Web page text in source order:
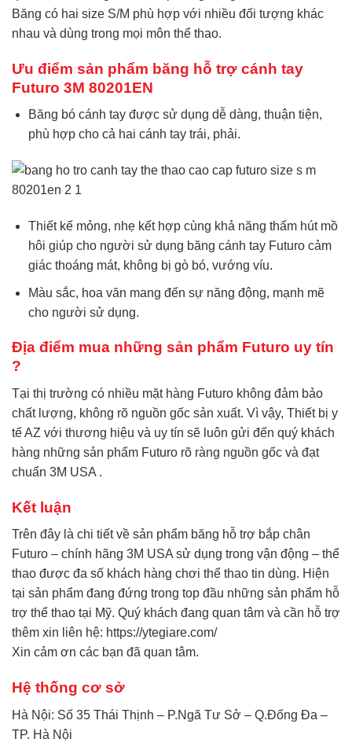
Băng có hai size S/M phù hợp với nhiều đối tượng khác
nhau và dùng trong mọi môn thể thao.
Ưu điểm sản phẩm băng hỗ trợ cánh tay
Futuro 3M 80201EN
Băng bó cánh tay được sử dụng dễ dàng, thuận tiện,
phù hợp cho cả hai cánh tay trái, phải.
Thiết kế mỏng, nhẹ kết hợp cùng khả năng thấm hút mồ
hôi giúp cho người sử dụng băng cánh tay Futuro cảm
giác thoáng mát, không bị gò bó, vướng víu.
Màu sắc, hoa văn mang đến sự năng động, mạnh mẽ
cho người sử dụng.
Địa điểm mua những sản phẩm Futuro uy tín
?
Tại thị trường có nhiều mặt hàng Futuro không đảm bảo
chất lượng, không rõ nguồn gốc sản xuất. Vì vậy, Thiết bị y
tế AZ với thương hiệu và uy tín sẽ luôn gửi đến quý khách
hàng những sản phẩm Futuro rõ ràng nguồn gốc và đạt
chuẩn 3M USA .
Kết luận
Trên đây là chi tiết về sản phẩm băng hỗ trợ bắp chân
Futuro – chính hãng 3M USA sử dụng trong vận động – thể
thao được đa số khách hàng chơi thể thao tin dùng. Hiện
tại sản phẩm đang đứng trong top đầu những sản phẩm hỗ
trợ thể thao tại Mỹ. Quý khách đang quan tâm và cần hỗ trợ
thêm xin liên hệ: https://ytegiare.com/
Xin cảm ơn các bạn đã quan tâm.
Hệ thống cơ sở
Hà Nội: Số 35 Thái Thịnh – P.Ngã Tư Sở – Q.Đống Đa –
TP. Hà Nội